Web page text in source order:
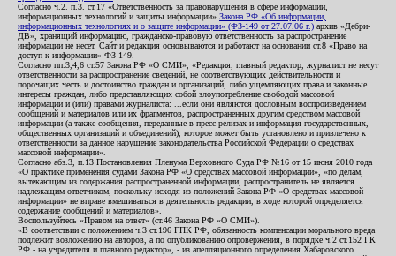
Согласно ч.2. п.3. ст.17 «Ответственность за правонарушения в сфере информации,
информационных технологий и защиты информации» Закона РФ «Об информации,
информационных технологиях и о защите информации» (ФЗ-149 от 27.07.06 г.) архив «Дебри-
ДВ», хранящий информацию, гражданско-правовую ответственность за распространение
информации не несет. Сайт и редакция основываются и работают на основании ст.8 «Право на
доступ к информации» ФЗ-149.
Согласно пп.3,4,6 ст.57 Закона РФ «О СМИ», «Редакция, главный редактор, журналист не несут
ответственности за распространение сведений, не соответствующих действительности и
порочащих честь и достоинство граждан и организаций, либо ущемляющих права и законные
интересы граждан, либо представляющих собой злоупотребление свободой массовой
информации и (или) правами журналиста: ...если они являются дословным воспроизведением
сообщений и материалов или их фрагментов, распространенных другим средством массовой
информации (а также сообщения, переданные в пресс-релизах и информация государственных,
общественных организаций и объединений), которое может быть установлено и привлечено к
ответственности за данное нарушение законодательства Российской Федерации о средствах
массовой информации».
Согласно абз.3, п.13 Постановления Пленума Верховного Суда РФ №16 от 15 июня 2010 года
«О практике применения судами Закона РФ «О средствах массовой информации», «по делам,
вытекающим из содержания распространенной информации, распространитель не является
надлежащим ответчиком, поскольку исходя из положений Закона РФ «О средствах массовой
информации» не вправе вмешиваться в деятельность редакции, в ходе которой определяется
содержание сообщений и материалов».
Воспользуйтесь «Правом на ответ» (ст.46 Закона РФ «О СМИ»).
«В соответствии с положением ч.3 ст.196 ГПК РФ, обязанность компенсации морального вреда
подлежит возложению на авторов, а по опубликованию опровержения, в порядке ч.2 ст.152 ГК
РФ - на учредителя и главного редактор», - из апелляционного определения Хабаровского